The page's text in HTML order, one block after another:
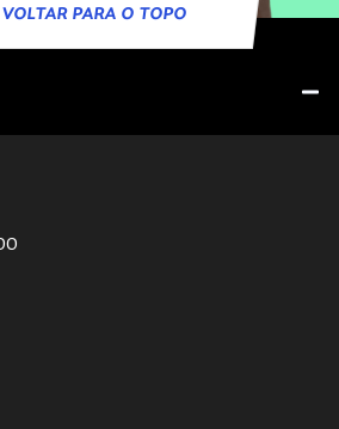
VOLTAR PARA O TOPO